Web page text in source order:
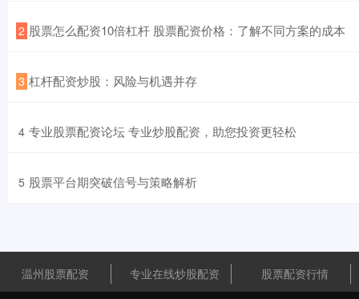
2 ​股票怎么配资10倍杠杆 股票配资价格：了解不同方案的成本
3 ​杠杆配资炒股：风险与机遇并存
4 ​专业股票配资论坛 专业炒股配资，助您投资更轻松
5 ​股票平台期突破信号与策略解析
温州股票配资 专业在线炒股配资 股票配资行情